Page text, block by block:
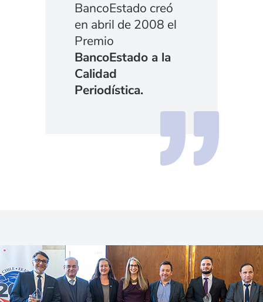
BancoEstado creó
en abril de 2008 el
Premio
BancoEstado a la
Calidad
Periodística.